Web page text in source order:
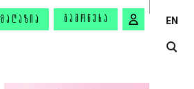
ᲛᲐᲦᲐᲖᲘᲐ ᲒᲐᲛᲝᲬᲔᲠᲐ EN